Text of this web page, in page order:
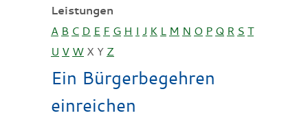
Leistungen
A B C D E F G H I J K L M N O P Q R S T
U V W X Y Z
Ein Bürgerbegehren
einreichen